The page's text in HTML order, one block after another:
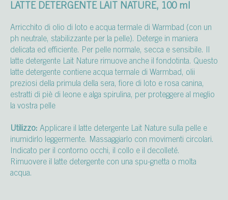
LATTE DETERGENTE LAIT NATURE, 100 ml
Arricchito di olio di loto e acqua termale di Warmbad (con un
ph neutrale, stabilizzante per la pelle). Deterge in maniera
delicata ed efficiente. Per pelle normale, secca e sensibile. Il
latte detergente Lait Nature rimuove anche il fondotinta. Questo
latte detergente contiene acqua termale di Warmbad, olii
preziosi della primula della sera, fiore di loto e rosa canina,
estratti di piè di leone e alga spirulina, per proteggere al meglio
la vostra pelle
Utilizzo: Applicare il latte detergente Lait Nature sulla pelle e
inumidirlo leggermente. Massaggiarlo con movimenti circolari.
Indicato per il contorno occhi, il collo e il decolleté.
Rimuovere il latte detergente con una spu-gnetta o molta
acqua.